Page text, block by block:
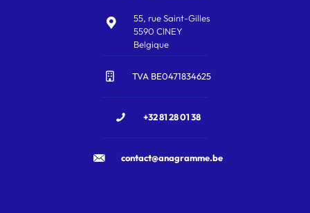
55, rue Saint-Gilles
5590 CINEY
Belgique
TVA BE0471834625
+32 81 28 01 38
contact@anagramme.be